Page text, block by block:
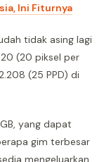
Ini Fiturnya
tidak asing lagi
(20 piksel per
(25 PPD) di
yang dapat
gim terbesar
mengeluarkan